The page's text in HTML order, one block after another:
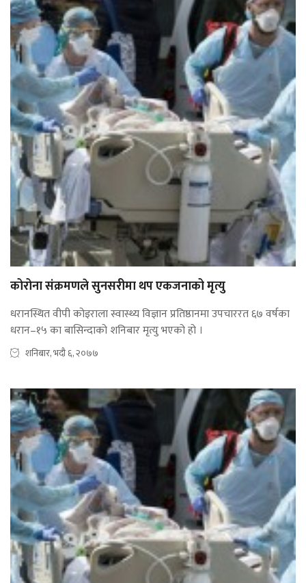
कोरोना संक्रमणले सुनसरीमा थप एकजनाको मृत्यु
धरानस्थित वीपी कोइराला स्वास्थ्य विज्ञान प्रतिष्ठानमा उपचाररत ६७ वर्षका
धरान–१५ का बासिन्दाको शनिबार मृत्यु भएको हो ।
शनिबार, भदौ ६, २०७७